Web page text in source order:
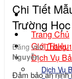
Trang Chủ
Giới Thiệu
Dịch Vụ
Dịch Vụ
Chi Tiết
Trường
Đăng vàoTháng
Nguyễn
Đảm bảo an ninh